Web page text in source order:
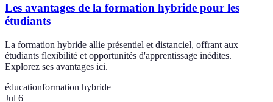
Les avantages de la formation hybride pour les
étudiants
La formation hybride allie présentiel et distanciel, offrant aux
étudiants flexibilité et opportunités d'apprentissage inédites.
Explorez ses avantages ici.
éducationformation hybride
Jul 6